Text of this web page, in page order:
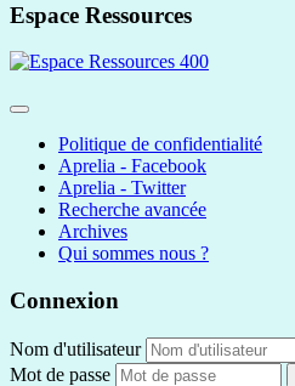
Espace Ressources
Politique de confidentialité
Aprelia - Facebook
Aprelia - Twitter
Recherche avancée
Archives
Qui sommes nous ?
Connexion
Nom d'utilisateur
Mot de passe